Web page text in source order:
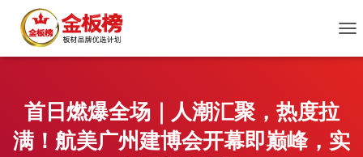
换
首日燃爆全场｜人潮汇聚，热度拉
满！航美广州建博会开幕即巅峰，实